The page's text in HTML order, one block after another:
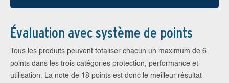
Évaluation avec système de points
Tous les produits peuvent totaliser chacun un maximum de 6
points dans les trois catégories protection, performance et
utilisation. La note de 18 points est donc le meilleur résultat